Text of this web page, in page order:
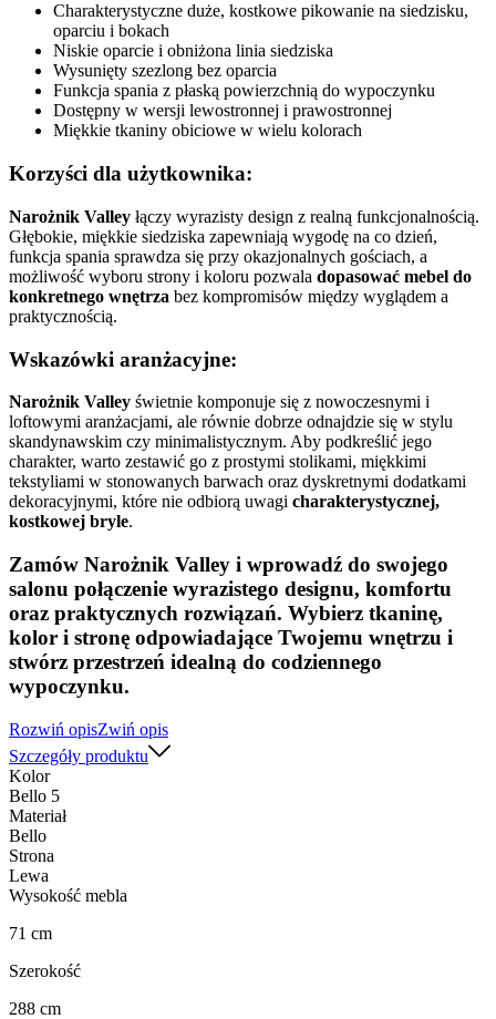
Charakterystyczne duże, kostkowe pikowanie na siedzisku,
oparciu i bokach
Niskie oparcie i obniżona linia siedziska
Wysunięty szezlong bez oparcia
Funkcja spania z płaską powierzchnią do wypoczynku
Dostępny w wersji lewostronnej i prawostronnej
Miękkie tkaniny obiciowe w wielu kolorach
Korzyści dla użytkownika:
Narożnik Valley łączy wyrazisty design z realną funkcjonalnością.
Głębokie, miękkie siedziska zapewniają wygodę na co dzień,
funkcja spania sprawdza się przy okazjonalnych gościach, a
możliwość wyboru strony i koloru pozwala dopasować mebel do
konkretnego wnętrza bez kompromisów między wyglądem a
praktycznością.
Wskazówki aranżacyjne:
Narożnik Valley świetnie komponuje się z nowoczesnymi i
loftowymi aranżacjami, ale równie dobrze odnajdzie się w stylu
skandynawskim czy minimalistycznym. Aby podkreślić jego
charakter, warto zestawić go z prostymi stolikami, miękkimi
tekstyliami w stonowanych barwach oraz dyskretnymi dodatkami
dekoracyjnymi, które nie odbiorą uwagi charakterystycznej,
kostkowej bryle.
Zamów Narożnik Valley i wprowadź do swojego
salonu połączenie wyrazistego designu, komfortu
oraz praktycznych rozwiązań. Wybierz tkaninę,
kolor i stronę odpowiadające Twojemu wnętrzu i
stwórz przestrzeń idealną do codziennego
wypoczynku.
Rozwiń opisZwiń opis
Szczegóły produktu
Kolor
Bello 5
Materiał
Bello
Strona
Lewa
Wysokość mebla
71 cm
Szerokość
288 cm